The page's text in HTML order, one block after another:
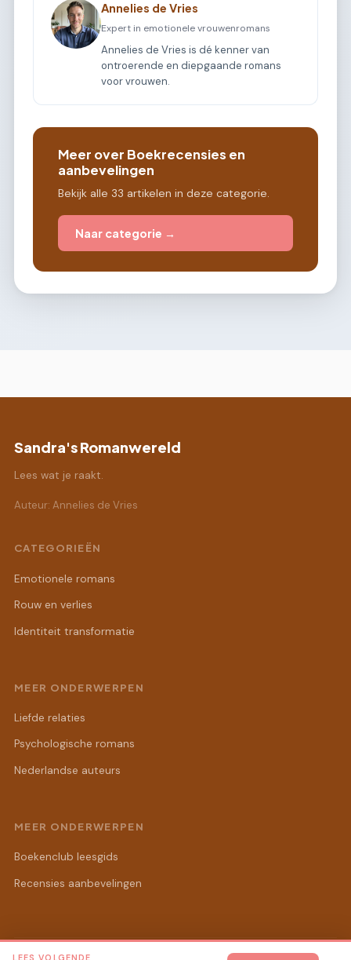
Annelies de Vries
Expert in emotionele vrouwenromans
Annelies de Vries is dé kenner van
ontroerende en diepgaande romans
voor vrouwen.
Meer over Boekrecensies en
aanbevelingen
Bekijk alle 33 artikelen in deze categorie.
Naar categorie →
Sandra's Romanwereld
Lees wat je raakt.
Auteur: Annelies de Vries
CATEGORIEËN
Emotionele romans
Rouw en verlies
Identiteit transformatie
MEER ONDERWERPEN
Liefde relaties
Psychologische romans
Nederlandse auteurs
MEER ONDERWERPEN
Boekenclub leesgids
Recensies aanbevelingen
LEES VOLGENDE